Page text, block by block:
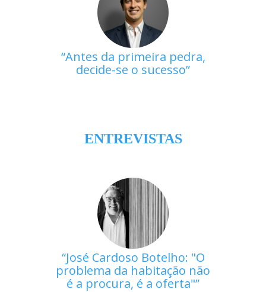
Antes da primeira pedra,
decide-se o sucesso
ENTREVISTAS
José Cardoso Botelho: "O
problema da habitação não
é a procura, é a oferta"